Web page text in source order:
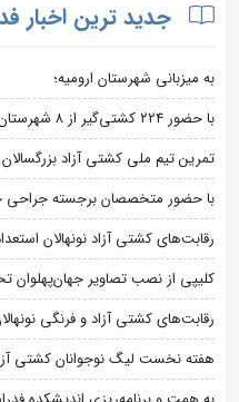
جدید ترین اخبار
به میزبانی شهرستان ارومیه؛
با حضور ۲۲۴ کشتی‌گیر از ۸ شهرستان؛
تمرین تیم ملی کشتی آزاد
با حضور متخصصان برجسته جراحی
رقابت‌های کشتی آزاد نونهالان
کلیپی از نصب تصاویر
رقابت‌های کشتی آزاد و فرنگی
هفته نخست لیگ نوجوانان کشتی